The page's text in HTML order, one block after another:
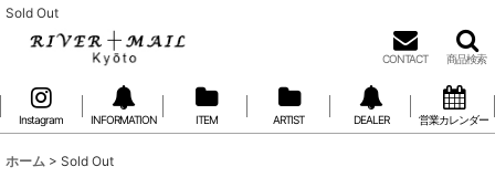
Sold Out
CONTACT 商品検索
Instagram INFORMATION ITEM ARTIST DEALER 営業カレンダー
ホーム > Sold Out